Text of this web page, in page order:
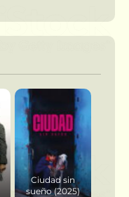
Ciudad sin
sueño (2025)